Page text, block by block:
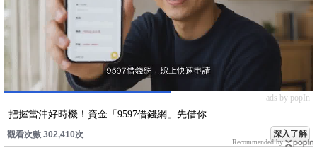
ads by popIn
把握當沖好時機！資金「9597借錢網」先借你
深入了解